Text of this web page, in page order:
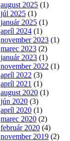
august 2025 (1)
júl 2025 (1)
január 2025 (1)
apríl 2024 (1)
november 2023 (1)
marec 2023 (2)
január 2023 (1)
november 2022 (1)
apríl 2022 (3)
apríl 2021 (1)
august 2020 (1)
jún 2020 (3)
apríl 2020 (1)
marec 2020 (2)
február 2020 (4)
november 2019 (2)